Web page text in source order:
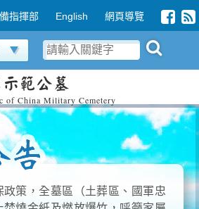
指揮部 English 網頁導覽
範公墓
of China Military Cemetery
政策，全墓區（土葬區、國軍忠